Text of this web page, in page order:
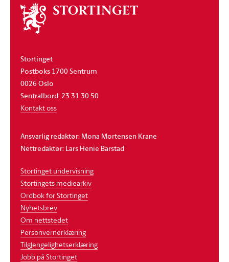
Om
stortinget
Stortinget
Postboks 1700 Sentrum
0026 Oslo
Sentralbord: 23 31 30 50
Kontakt oss
Ansvarlig redaktør: Mona Mortensen Krane
Nettredaktør: Lars Henie Barstad
Stortinget undervisning
Stortingets mediearkiv
Ordbok for Stortinget
Nyhetsbrev
Om nettstedet
Personvernerklæring
Tilgjengelighetserklæring
Jobb på Stortinget